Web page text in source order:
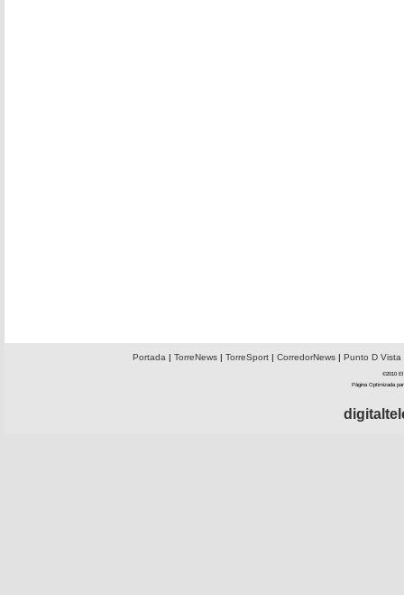
Portada | TorreNews| TorreSport| CorredorNews| Punto D Vista
©2010 El
Página Optimizada